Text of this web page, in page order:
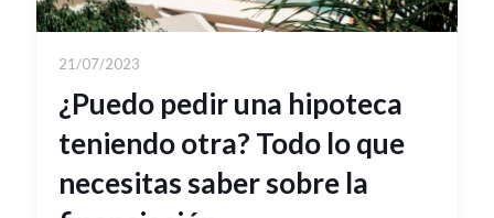
21/07/2023
¿Puedo pedir una hipoteca
teniendo otra? Todo lo que
necesitas saber sobre la